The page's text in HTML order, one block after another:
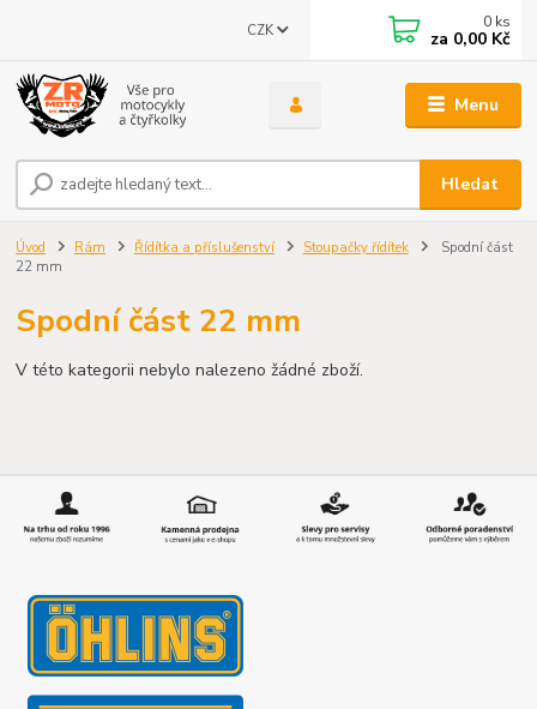
Menu
CZK
Hledat
0 ks
za 0,00 Kč
Úvod Rám Řídítka a příslušenství Stoupačky řídítek
Spodní část
22 mm
Spodní část 22 mm
V této kategorii nebylo nalezeno žádné zboží.